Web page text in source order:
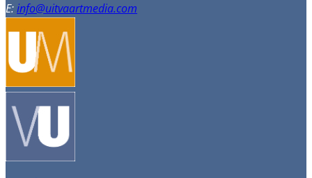
E:info@uitvaartmedia.com